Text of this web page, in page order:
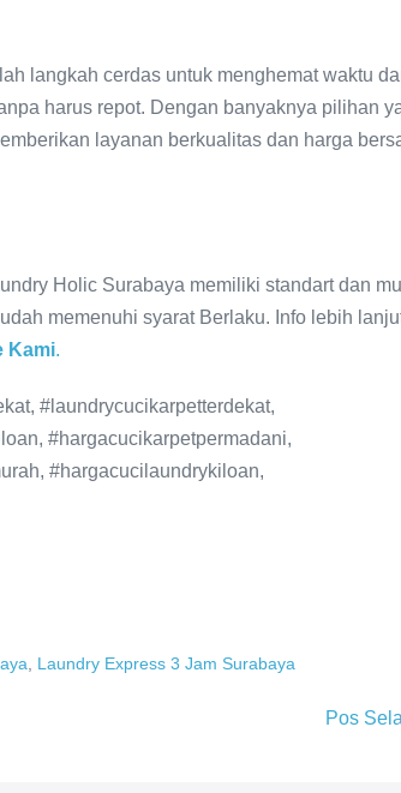
langkah cerdas untuk menghemat waktu
harus repot. Dengan banyaknya pilihan
layanan berkualitas dan harga
Holic Surabaya memiliki standart dan
memenuhi syarat Berlaku. Info lebih
Kami.
#laundrycucikarpetterdekat,
#hargacucikarpetpermadani,
#hargacucilaundrykiloan,
Laundry Express 3 Jam Surabaya
Pos